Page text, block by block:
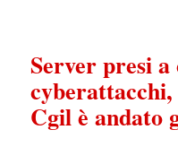
Server presi a
Cgil è andato